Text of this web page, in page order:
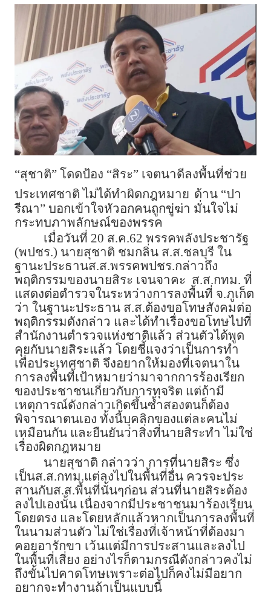
“สุชาติ” โดดป้อง “สิระ” เจตนาดีลงพื้นที่ช่วย
ประเทศชาติ ไม่ได้ทำผิดกฎหมาย ด้าน “ปา
รีณา” บอกเข้าใจหัวอกคนถูกขู่ฆ่า มั่นใจไม่
กระทบภาพลักษณ์ของพรรค
เมื่อวันที่ 20 ส.ค.62 พรรคพลังประชารัฐ
(พปชร.) นายสุชาติ ชมกลิ่น ส.ส.ชลบุรี ใน
ฐานะประธานส.ส.พรรคพปชร.กล่าวถึง
พฤติกรรมของนายสิระ เจนจาคะ ส.ส.กทม. ที่
แสดงต่อตำรวจในระหว่างการลงพื้นที่ จ.ภูเก็ต
ว่า ในฐานะประธาน ส.ส.ต้องขอโทษสังคมต่อ
พฤติกรรมดังกล่าว และได้ทำเรื่องขอโทษไปที่
สำนักงานตำรวจแห่งชาติแล้ว ส่วนตัวได้พูด
คุยกับนายสิระแล้ว โดยชี้แจงว่าเป็นการทำ
เพื่อประเทศชาติ จึงอยากให้มองที่เจตนาใน
การลงพื้นที้เป้าหมายว่ามาจากการร้องเรียก
ของประชาชนเกี่ยวกับการทุจริต แต่ถ้ามี
เหตุการณ์ดังกล่าวเกิดขึ้นซ้ำสองตนก็ต้อง
พิจารณาตนเอง ทั้งนี้บุคลิกของแต่ละคนไม่
เหมือนกัน และยืนยันว่าสิ่งที่นายสิระทำ ไม่ใช่
เรื่องผิดกฎหมาย
นายสุชาติ กล่าวว่า การที่นายสิระ ซึ่ง
เป็นส.ส.กทม.แต่ลงไปในพื้นที่อื่น ควรจะประ
สานกับส.ส.พื้นที่นั้นๆก่อน ส่วนที่นายสิระต้อง
ลงไปเองนั้น เนื่องจากมีประชาชนมาร้องเรียน
โดยตรง และโดยหลักแล้วหากเป็นการลงพื้นที่
ในนามส่วนตัว ไม่ใช่เรื่องที่เจ้าหน้าที่ต้องมา
คอยอารักขา เว้นแต่มีการประสานและลงไป
ในพื้นที่เสี่ยง อย่างไรก็ตามกรณีดังกล่าวคงไม่
ถึงขั้นไปคาดโทษเพราะต่อไปก็คงไม่มีอยาก
อยากจะทำงานถ้าเป็นแบบนี้